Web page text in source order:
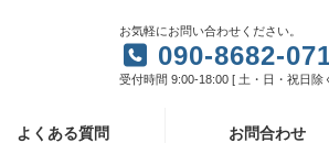
お気軽にお問い合わせください。
090-8682-
受付時間 9:00-18:00 [ 土・日・祝日除
よくある質問 お問合わせ